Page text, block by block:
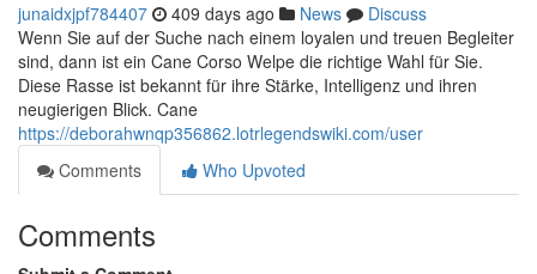
junaidxjpf784407 409 days ago News
Discuss
Wenn Sie auf der Suche nach einem loyalen und treuen Begleiter
sind, dann ist ein Cane Corso Welpe die richtige Wahl für Sie.
Diese Rasse ist bekannt für ihre Stärke, Intelligenz und ihren
neugierigen Blick. Cane
https://deborahwnqp356862.lotrlegendswiki.com/user
Comments
Who Upvoted
Comments